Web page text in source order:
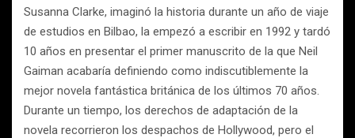
Susanna Clarke, imaginó la historia durante un año de viaje
de estudios en Bilbao, la empezó a escribir en 1992 y tardó
10 años en presentar el primer manuscrito de la que Neil
Gaiman acabaría definiendo como indiscutiblemente la
mejor novela fantástica británica de los últimos 70 años.
Durante un tiempo, los derechos de adaptación de la
novela recorrieron los despachos de Hollywood, pero el